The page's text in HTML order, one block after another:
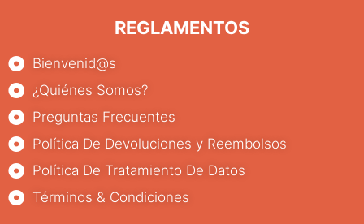
REGLAMENTOS
Bienvenid@s
¿Quiénes Somos?
Preguntas Frecuentes
Política De Devoluciones y Reembolsos
Política De Tratamiento De Datos
Términos & Condiciones